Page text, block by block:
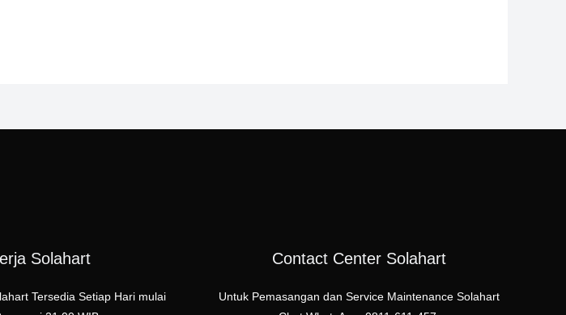
Solahart
Tersedia Setiap Hari mulai
Contact Center Solahart
Untuk Pemasangan dan Service Maintenance Solahart